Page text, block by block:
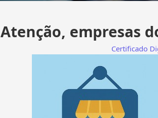
Atenção, empresas
Certificado